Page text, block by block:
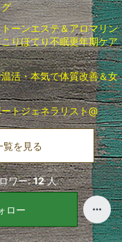
ーンエステ＆アロマリン
りほてり不眠更年期ケア
活・本気で体質改善＆女
トジェネラリスト@
覧を見る
ワー: 12 人
ロー